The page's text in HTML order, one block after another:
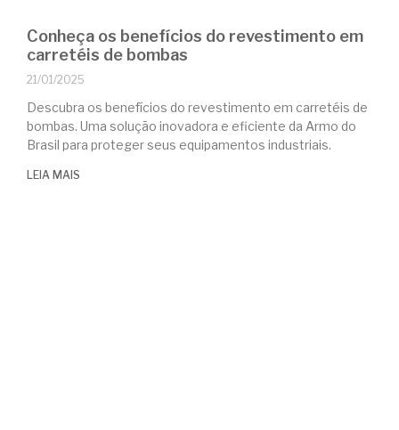
Conheça os benefícios do revestimento em
carretéis de bombas
21/01/2025
Descubra os benefícios do revestimento em carretéis de
bombas. Uma solução inovadora e eficiente da Armo do
Brasil para proteger seus equipamentos industriais.
LEIA MAIS